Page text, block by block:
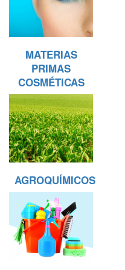
MATERIAS
PRIMAS
COSMÉTICAS
AGROQUÍMICOS